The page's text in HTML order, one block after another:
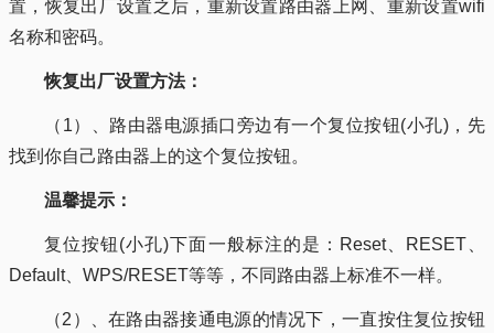
置，恢复出厂设置之后，重新设置路由器上网、重新设置wifi
名称和密码。
恢复出厂设置方法：
（1）、路由器电源插口旁边有一个复位按钮(小孔)，先
找到你自己路由器上的这个复位按钮。
温馨提示：
复位按钮(小孔)下面一般标注的是：Reset、RESET、
Default、WPS/RESET等等，不同路由器上标准不一样。
（2）、在路由器接通电源的情况下，一直按住复位按钮